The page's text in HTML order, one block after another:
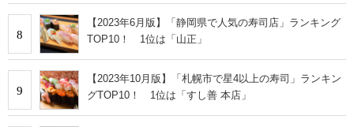
8
【2023年6月版】「静岡県で人気の寿司店」ランキング
TOP10！ 1位は「山正」
9
【2023年10月版】「札幌市で星4以上の寿司」ランキン
グTOP10！ 1位は「すし善 本店」